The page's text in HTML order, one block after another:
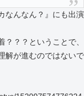
なんなん？』にも出演
？？ということで、
解が進むのではないで